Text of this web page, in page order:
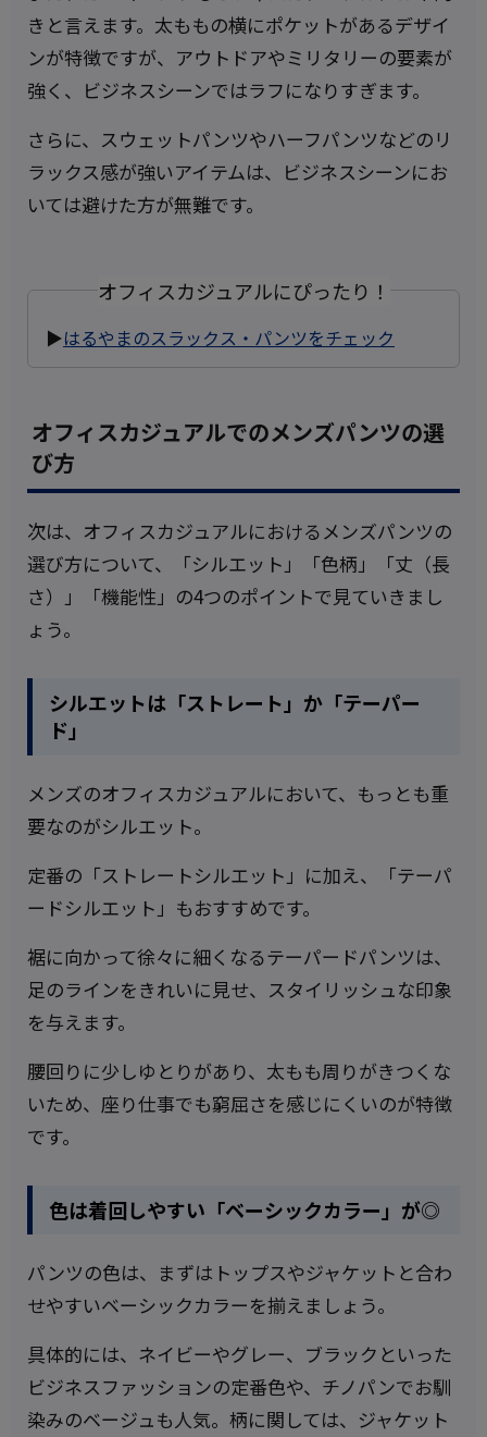
きと言えます。太ももの横にポケットがあるデザイ
ンが特徴ですが、アウトドアやミリタリーの要素が
強く、ビジネスシーンではラフになりすぎます。
さらに、スウェットパンツやハーフパンツなどのリ
ラックス感が強いアイテムは、ビジネスシーンにお
いては避けた方が無難です。
オフィスカジュアルにぴったり！
▶はるやまのスラックス・パンツをチェック
オフィスカジュアルでのメンズパンツの選
び方
次は、オフィスカジュアルにおけるメンズパンツの
選び方について、「シルエット」「色柄」「丈（長
さ）」「機能性」の4つのポイントで見ていきまし
ょう。
シルエットは「ストレート」か「テーパー
ド」
メンズのオフィスカジュアルにおいて、もっとも重
要なのがシルエット。
定番の「ストレートシルエット」に加え、「テーパ
ードシルエット」もおすすめです。
裾に向かって徐々に細くなるテーパードパンツは、
足のラインをきれいに見せ、スタイリッシュな印象
を与えます。
腰回りに少しゆとりがあり、太もも周りがきつくな
いため、座り仕事でも窮屈さを感じにくいのが特徴
です。
色は着回しやすい「ベーシックカラー」が◎
パンツの色は、まずはトップスやジャケットと合わ
せやすいベーシックカラーを揃えましょう。
具体的には、ネイビーやグレー、ブラックといった
ビジネスファッションの定番色や、チノパンでお馴
染みのベージュも人気。柄に関しては、ジャケット